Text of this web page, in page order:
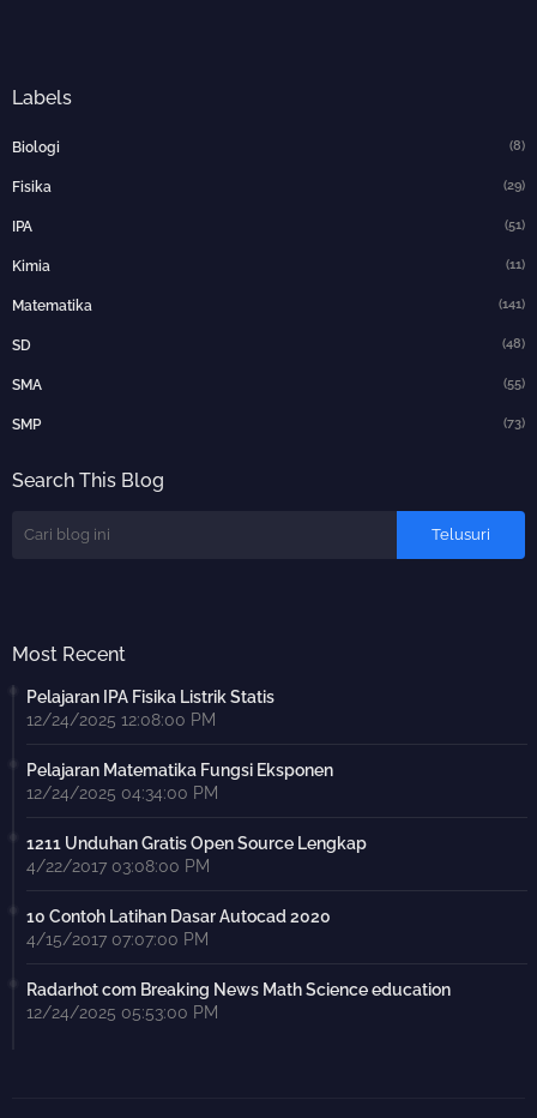
Labels
Biologi (8)
Fisika (29)
IPA (51)
Kimia (11)
Matematika (141)
SD (48)
SMA (55)
SMP (73)
Search This Blog
Most Recent
Pelajaran IPA Fisika Listrik Statis
12/24/2025 12:08:00 PM
Pelajaran Matematika Fungsi Eksponen
12/24/2025 04:34:00 PM
1211 Unduhan Gratis Open Source Lengkap
4/22/2017 03:08:00 PM
10 Contoh Latihan Dasar Autocad 2020
4/15/2017 07:07:00 PM
Radarhot com Breaking News Math Science education
12/24/2025 05:53:00 PM